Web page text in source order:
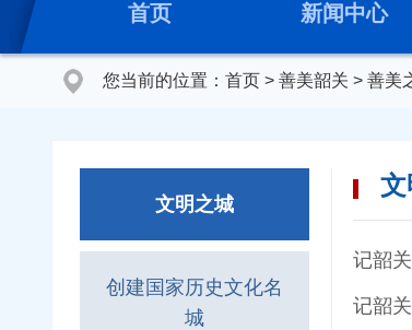
首页 新闻中心
您当前的位置： 首页 > 善美韶关 > 善美
文明之城
创建国家历史文化名
城
文
记韶
记韶